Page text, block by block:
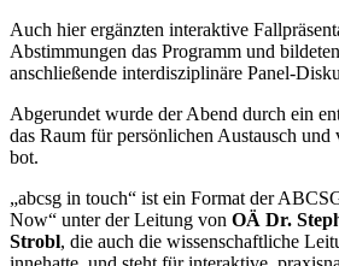
Auch hier ergänzten interaktive
Abstimmungen das Programm und
anschließende interdisziplinäre Panel-
Abgerundet wurde der Abend durch ein
das Raum für persönlichen Austausch und
bot.
„abcsg in touch“ ist ein Format der
Now“ unter der Leitung von OÄ Dr.
Strobl, die auch die wissenschaftliche